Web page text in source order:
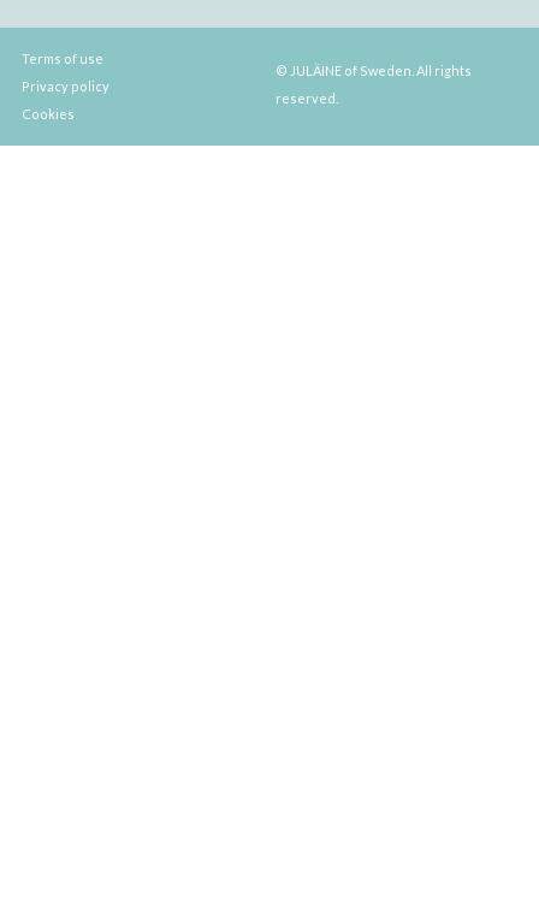
Terms of use
Privacy policy
Cookies
© JULÄINE of Sweden. All rights
reserved.